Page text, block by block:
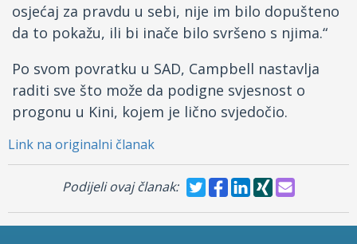
osjećaj za pravdu u sebi, nije im bilo dopušteno
da to pokažu, ili bi inače bilo svršeno s njima.“
Po svom povratku u SAD, Campbell nastavlja
raditi sve što može da podigne svjesnost o
progonu u Kini, kojem je lično svjedočio.
Link na originalni članak
Podijeli ovaj članak: